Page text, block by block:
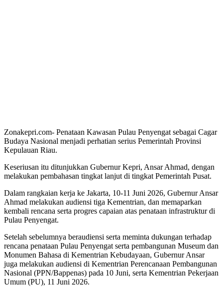
Zonakepri.com- Penataan Kawasan Pulau Penyengat sebagai Cagar
Budaya Nasional menjadi perhatian serius Pemerintah Provinsi
Kepulauan Riau.
Keseriusan itu ditunjukkan Gubernur Kepri, Ansar Ahmad, dengan
melakukan pembahasan tingkat lanjut di tingkat Pemerintah Pusat.
Dalam rangkaian kerja ke Jakarta, 10-11 Juni 2026, Gubernur Ansar
Ahmad melakukan audiensi tiga Kementrian, dan memaparkan
kembali rencana serta progres capaian atas penataan infrastruktur di
Pulau Penyengat.
Setelah sebelumnya beraudiensi serta meminta dukungan terhadap
rencana penataan Pulau Penyengat serta pembangunan Museum dan
Monumen Bahasa di Kementrian Kebudayaan, Gubernur Ansar
juga melakukan audiensi di Kementrian Perencanaan Pembangunan
Nasional (PPN/Bappenas) pada 10 Juni, serta Kementrian Pekerjaan
Umum (PU), 11 Juni 2026.